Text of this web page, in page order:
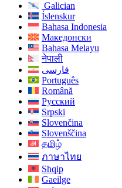
Galician
Íslenskur
Bahasa Indonesia
Македонски
Bahasa Melayu
नेपाली
فارسی
Português
Română
Русский
Srpski
Slovenčina
Slovenščina
தமிழ்
ภาษาไทย
Shqip
Gaeilge